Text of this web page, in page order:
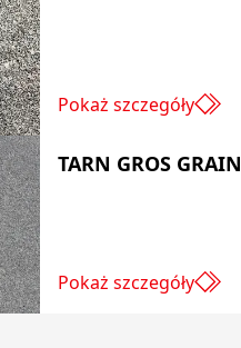
Pokaż szczegóły
TARN GROS GRAIN
Pokaż szczegóły